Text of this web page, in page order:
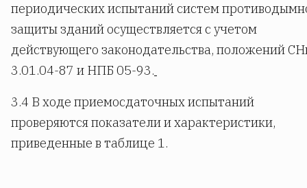
периодических испытаний систем
защиты зданий осуществляется с учетом
действующего законодательства, положений
3.01.04-87 и НПБ 05-93.
3.4 В ходе приемосдаточных испытаний
проверяются показатели и характеристики,
приведенные в таблице 1.